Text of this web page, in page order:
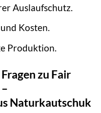
Auslaufschutz.
Kosten.
Produktion.
zu Fair
Naturkautschuk